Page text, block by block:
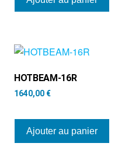
HOTBEAM-16R
1640,00 €
Ajouter au panier